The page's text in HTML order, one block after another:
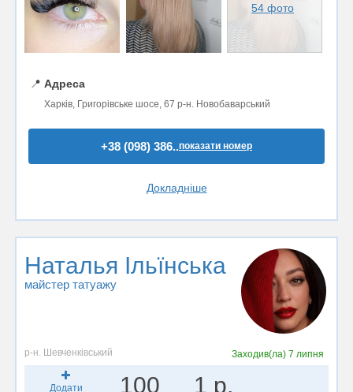
54 фото
📍 Адреса
Харків, Григорівське шосе, 67 р-н. Новобаварський
+38 (098) 386..показати номер
Докладніше
Наталья Ільїнська
майстер татуажу
р-н. Шевченківський Заходив(ла)7 липня
Додати
100 1 р.